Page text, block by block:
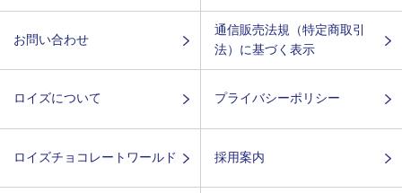
お問い合わせ
通信販売法規（特定商取引
法）に基づく表示
ロイズについて プライバシーポリシー
ロイズチョコレートワールド 採用案内